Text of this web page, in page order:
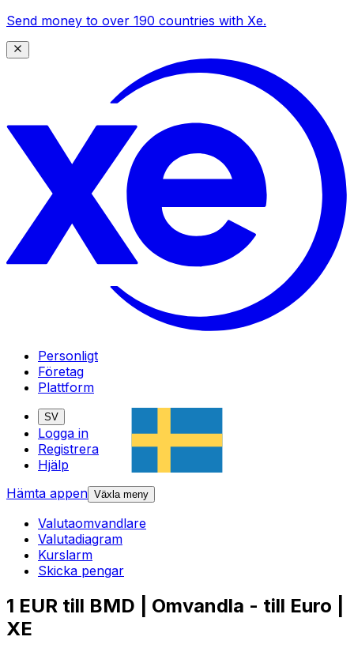
Send money to over 190 countries with Xe.
Personligt
Företag
Plattform
SV
Logga in
Registrera
Hjälp
Hämta appen Växla meny
Valutaomvandlare
Valutadiagram
Kurslarm
Skicka pengar
1 EUR till BMD | Omvandla - till Euro |
XE